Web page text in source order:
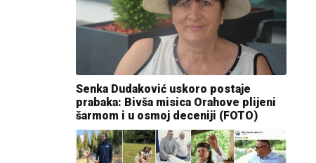
Senka Dudaković uskoro postaje
prabaka: Bivša misica Orahove plijeni
šarmom i u osmoj deceniji (FOTO)